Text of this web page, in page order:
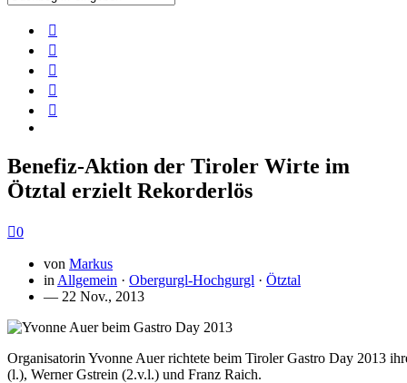
Benefiz-Aktion der Tiroler Wirte im
Ötztal erzielt Rekorderlös
0
von Markus
in Allgemein · Obergurgl-Hochgurgl · Ötztal
— 22 Nov., 2013
Organisatorin Yvonne Auer richtete beim Tiroler Gastro Day 2013
(l.), Werner Gstrein (2.v.l.) und Franz Raich.